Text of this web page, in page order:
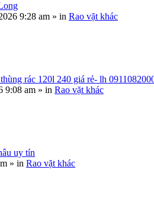
9:28 am » in Rao vặt khác
rác 120l 240 giá rẻ- lh
9:08 am » in Rao vặt khác
uy tín
» in Rao vặt khác